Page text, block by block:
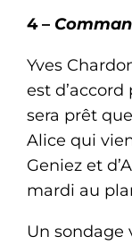
4 –
Yves
est
sera prêt
Alice qui
Geniez et
mardi au
Un sondage